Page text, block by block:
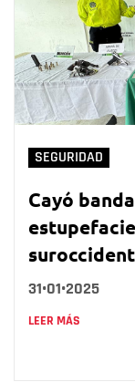
SEGURIDAD
Cayó
31•01•2025
LEER MÁS